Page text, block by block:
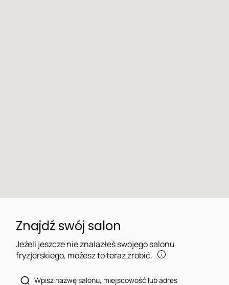
Znajdź swój salon
Jeżeli jeszcze nie znalazłeś swojego salonu
fryzjerskiego, możesz to teraz zrobić.